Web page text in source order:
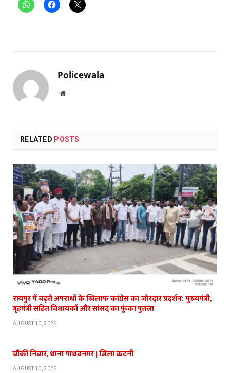
Policewala
Website
RELATED POSTS
रायपुर में बढ़ते अपराधों के खिलाफ कांग्रेस का जोरदार प्रदर्शन: मुख्यमंत्री,
गृहमंत्री सहित विधायकों और सांसद का फूंका पुतला
AUGUST 10, 2026
चौकी निवार, थाना माधवनगर | जिला कटनी
AUGUST 10, 2026